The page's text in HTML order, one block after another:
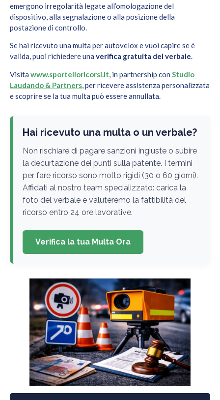
emergono irregolarità legate all’omologazione del
dispositivo, alla segnalazione o alla posizione della
postazione di controllo.
Se hai ricevuto una multa per autovelox e vuoi capire se è
valida, puoi richiedere una verifica gratuita del verbale.
Visita www.sportelloricorsi.it, in partnership con Studio
Laudando & Partners, per ricevere assistenza personalizzata
e scoprire se la tua multa può essere annullata.
Hai ricevuto una multa o un verbale?
Non rischiare di pagare sanzioni ingiuste o subire
la decurtazione dei punti sulla patente. I termini
per fare ricorso sono molto rigidi (30 o 60 giorni).
Affidati al nostro team specializzato: carica la
foto del verbale e valuteremo la fattibilità del
ricorso entro 24 ore lavorative.
Verifica la tua Multa Ora